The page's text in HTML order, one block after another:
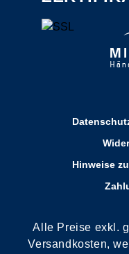
Hinweise
Alle Preise exkl.
Versandkosten,